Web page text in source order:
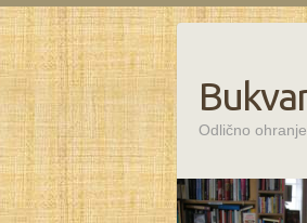
Odlično